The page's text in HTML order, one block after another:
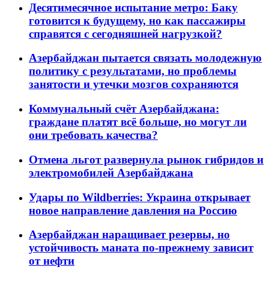
Десятимесячное испытание метро: Баку
готовится к будущему, но как пассажиры
справятся с сегодняшней нагрузкой?
Азербайджан пытается связать молодежную
политику с результатами, но проблемы
занятости и утечки мозгов сохраняются
Коммунальный счёт Азербайджана:
граждане платят всё больше, но могут ли
они требовать качества?
Отмена льгот развернула рынок гибридов и
электромобилей Азербайджана
Удары по Wildberries: Украина открывает
новое направление давления на Россию
Азербайджан наращивает резервы, но
устойчивость маната по-прежнему зависит
от нефти